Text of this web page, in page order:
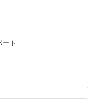
ート